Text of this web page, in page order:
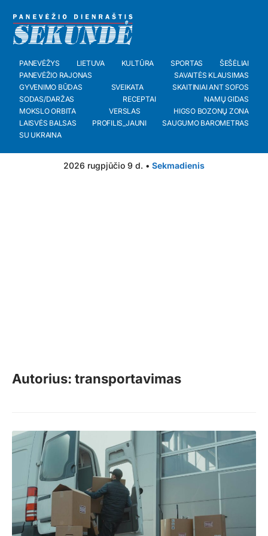
PANEVĖŽYS LIETUVA KULTŪRA SPORTAS
ŠEŠĖLIAI
PANEVĖŽIO RAJONAS
SAVAITĖS KLAUSIMAS
GYVENIMO BŪDAS
SVEIKATA
SKAITINIAI ANT SOFOS
SODAS/DARŽAS
RECEPTAI
NAMŲ GIDAS
MOKSLO ORBITA
VERSLAS
HIGSO BOZONŲ ZONA
LAISVĖS BALSAS
PROFILIS_JAUNI
SAUGUMO BAROMETRAS
SU UKRAINA
2026 rugpjūčio 9 d. • Sekmadienis
Autorius: transportavimas